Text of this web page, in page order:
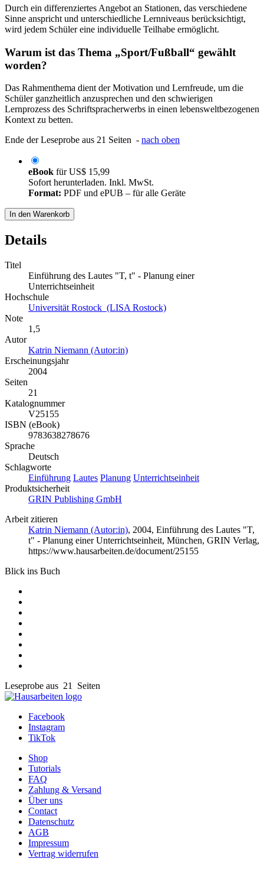
Durch ein differenziertes Angebot an Stationen, das verschiedene
Sinne anspricht und unterschiedliche Lernniveaus berücksichtigt,
wird jedem Schüler eine individuelle Teilhabe ermöglicht.
Warum ist das Thema „Sport/Fußball“ gewählt
worden?
Das Rahmenthema dient der Motivation und Lernfreude, um die
Schüler ganzheitlich anzusprechen und den schwierigen
Lernprozess des Schriftspracherwerbs in einen lebensweltbezogenen
Kontext zu betten.
Ende der Leseprobe aus 21 Seiten - nach oben
eBook fürUS$ 15,99
Sofort herunterladen. Inkl. MwSt.
Format: PDF und ePUB – für alle Geräte
In den Warenkorb
Details
Titel
Einführung des Lautes "T, t" - Planung einer
Unterrichtseinheit
Hochschule
Universität Rostock (LISA Rostock)
Note
1,5
Autor
Katrin Niemann (Autor:in)
Erscheinungsjahr
2004
Seiten
21
Katalognummer
V25155
ISBN (eBook)
9783638278676
Sprache
Deutsch
Schlagworte
Einführung Lautes Planung Unterrichtseinheit
Produktsicherheit
GRIN Publishing GmbH
Arbeit zitieren
Katrin Niemann (Autor:in), 2004, Einführung des Lautes "T,
t" - Planung einer Unterrichtseinheit, München, GRIN Verlag,
https://www.hausarbeiten.de/document/25155
Blick ins Buch
Leseprobe aus 21 Seiten
Facebook
Instagram
TikTok
Shop
Tutorials
FAQ
Zahlung & Versand
Über uns
Contact
Datenschutz
AGB
Impressum
Vertrag widerrufen